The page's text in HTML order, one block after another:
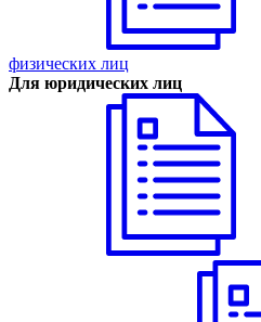
физических лиц
Для юридических лиц